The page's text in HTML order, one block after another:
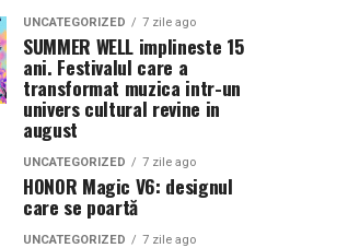
UNCATEGORIZED 7 zile ago
SUMMER WELL implineste 15
ani. Festivalul care a
transformat muzica intr-un
univers cultural revine in
august
UNCATEGORIZED 7 zile ago
HONOR Magic V6: designul
care se poartă
UNCATEGORIZED 7 zile ago